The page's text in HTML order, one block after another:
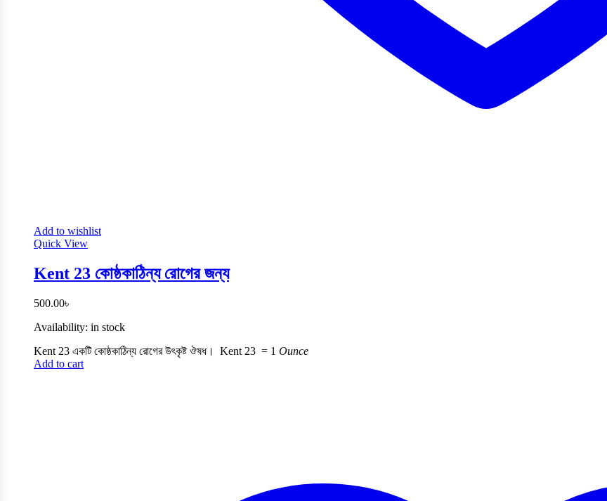
Add to wishlist
Quick View
Kent 23 কোষ্ঠকাঠিন্য রোগের জন্য
500.00৳
Availability: in stock
Kent 23 একটি কোষ্ঠকাঠিন্য রোগের উৎকৃষ্ট ঔষধ। Kent 23 = 1 Ounce
Add to cart